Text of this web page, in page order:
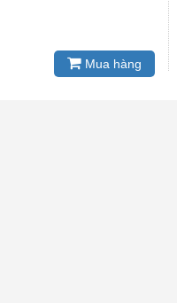
Mua hàng